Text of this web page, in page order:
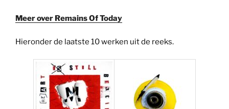
Meer over Remains Of Today
Hieronder de laatste 10 werken uit de reeks.